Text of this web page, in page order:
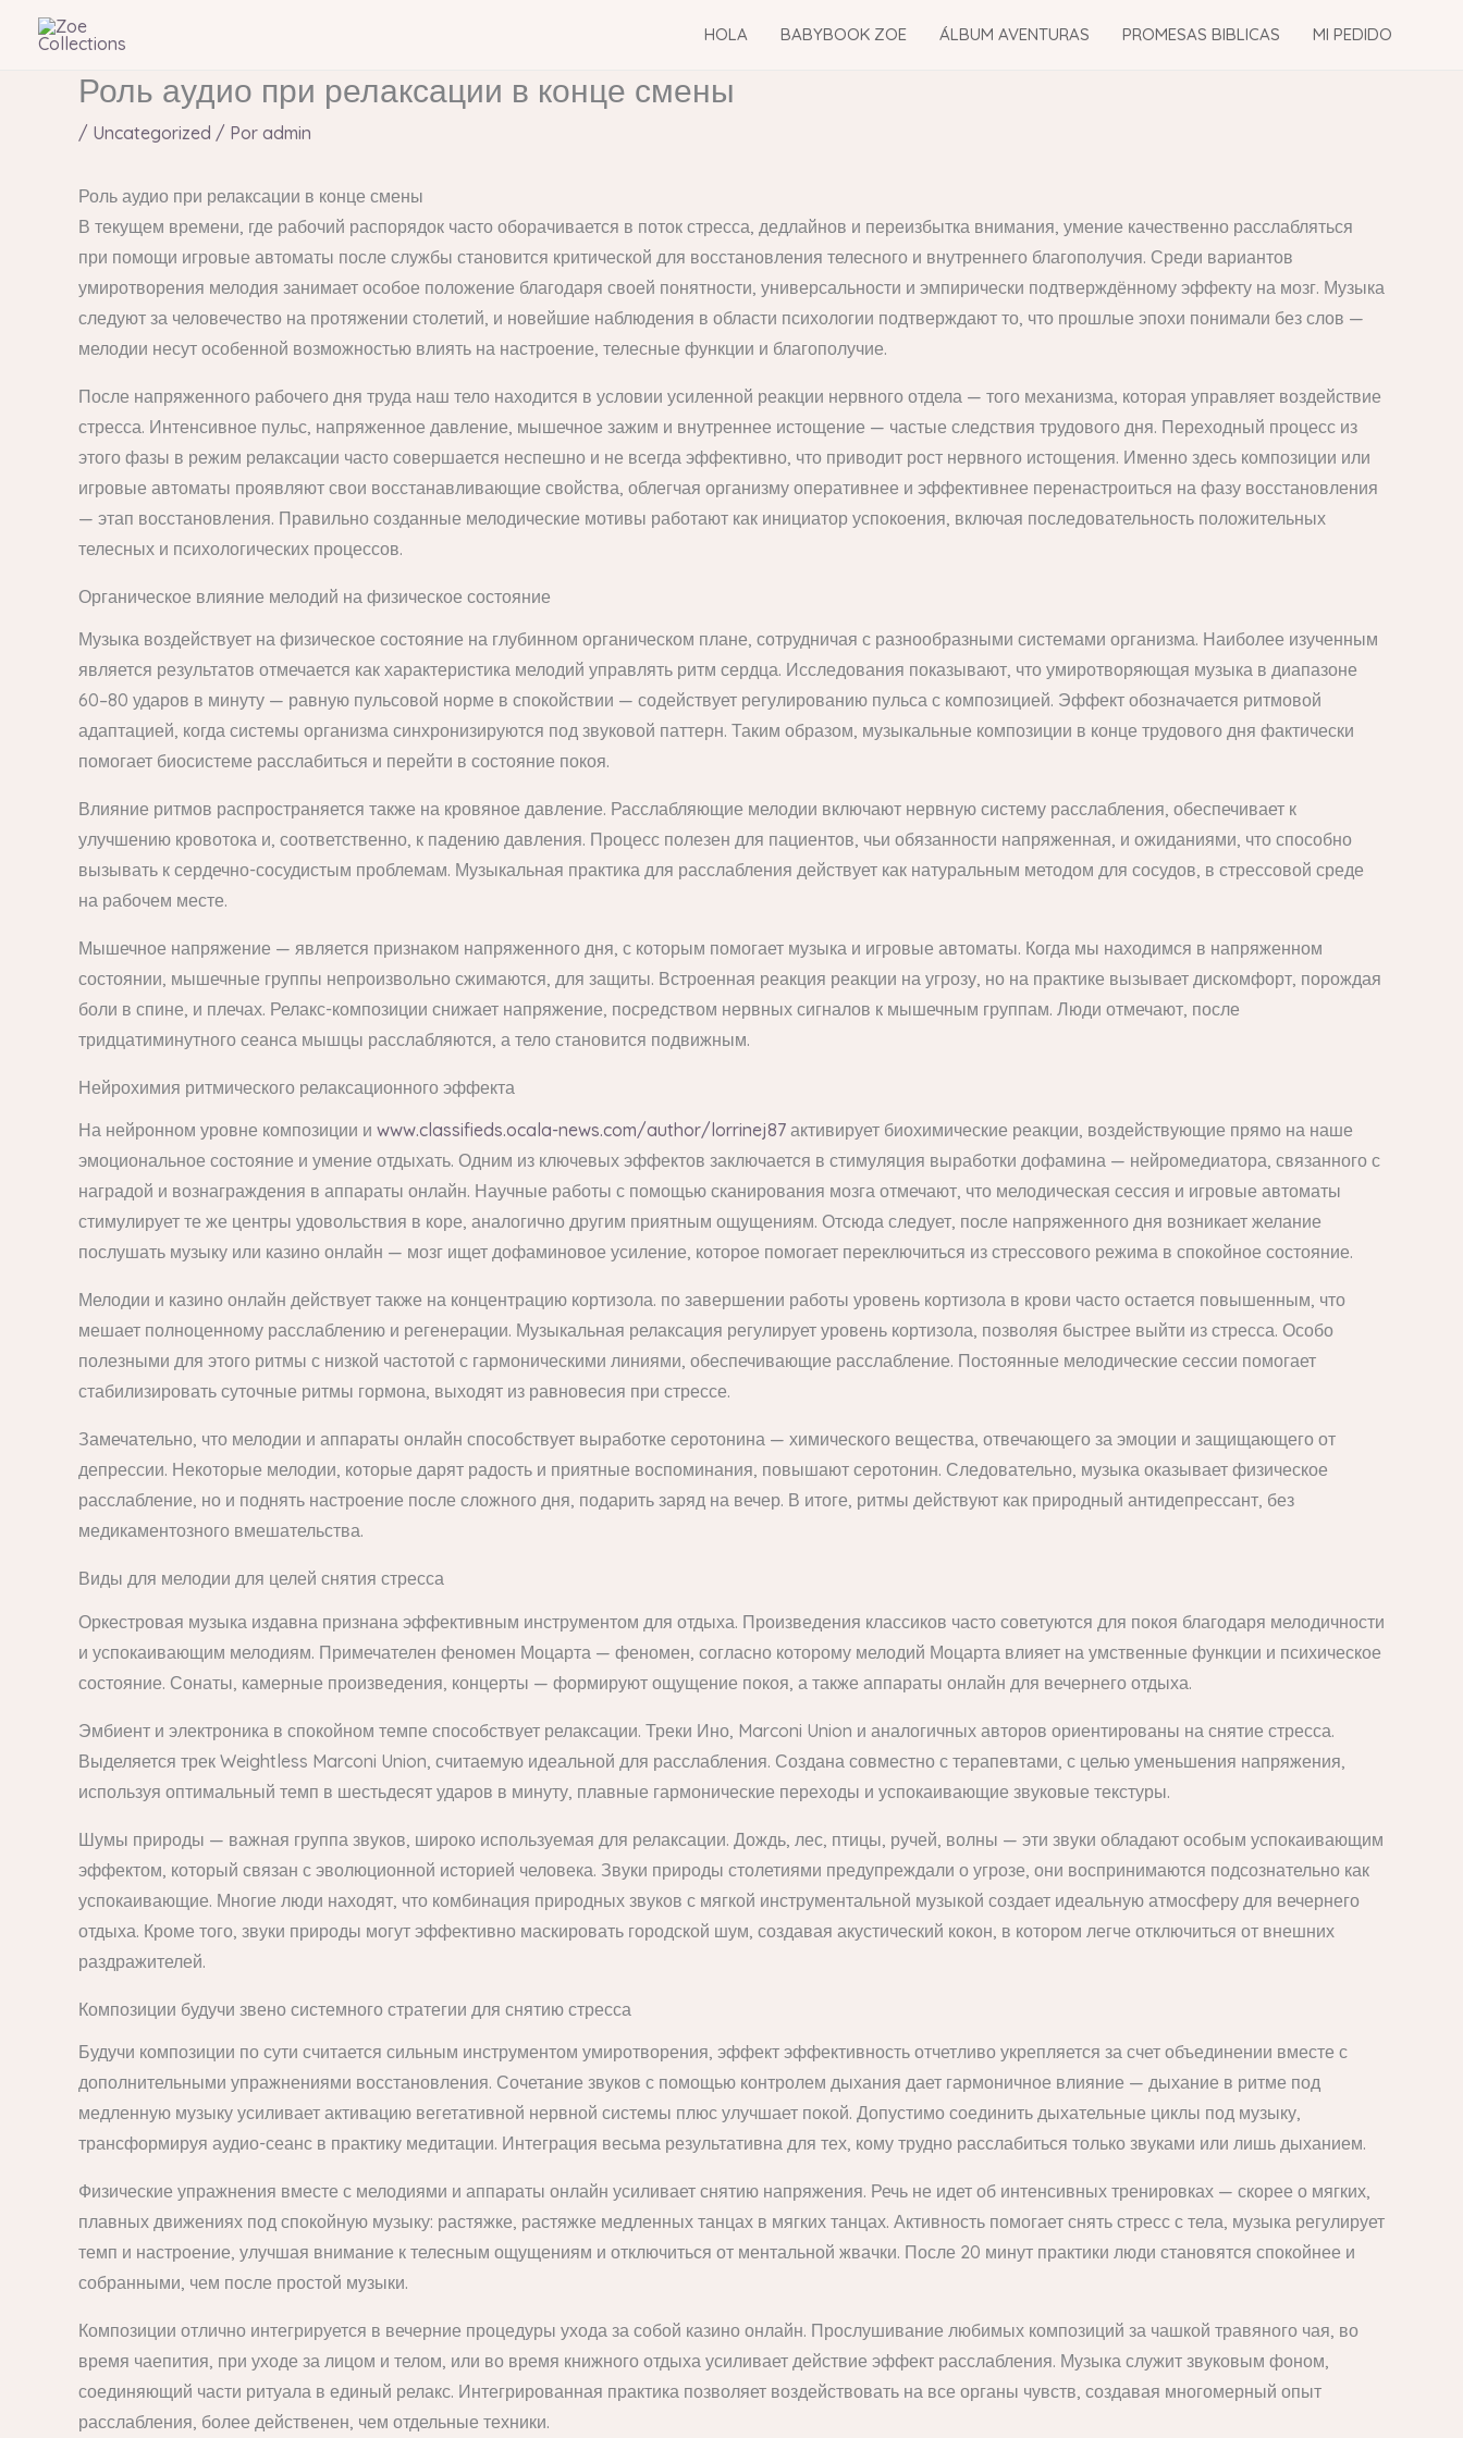
HOLA BABYBOOK ZOE ÁLBUM AVENTURAS PROMESAS BIBLICAS MI PEDIDO
Роль аудио при релаксации в конце смены
/ Uncategorized / Por admin
Роль аудио при релаксации в конце смены
В текущем времени, где рабочий распорядок часто оборачивается в поток стресса, дедлайнов и переизбытка внимания, умение качественно расслабляться
при помощи игровые автоматы после службы становится критической для восстановления телесного и внутреннего благополучия. Среди вариантов
умиротворения мелодия занимает особое положение благодаря своей понятности, универсальности и эмпирически подтверждённому эффекту на мозг. Музыка
следуют за человечество на протяжении столетий, и новейшие наблюдения в области психологии подтверждают то, что прошлые эпохи понимали без слов —
мелодии несут особенной возможностью влиять на настроение, телесные функции и благополучие.
После напряженного рабочего дня труда наш тело находится в условии усиленной реакции нервного отдела — того механизма, которая управляет воздействие
стресса. Интенсивное пульс, напряженное давление, мышечное зажим и внутреннее истощение — частые следствия трудового дня. Переходный процесс из
этого фазы в режим релаксации часто совершается неспешно и не всегда эффективно, что приводит рост нервного истощения. Именно здесь композиции или
игровые автоматы проявляют свои восстанавливающие свойства, облегчая организму оперативнее и эффективнее перенастроиться на фазу восстановления
— этап восстановления. Правильно созданные мелодические мотивы работают как инициатор успокоения, включая последовательность положительных
телесных и психологических процессов.
Органическое влияние мелодий на физическое состояние
Музыка воздействует на физическое состояние на глубинном органическом плане, сотрудничая с разнообразными системами организма. Наиболее изученным
является результатов отмечается как характеристика мелодий управлять ритм сердца. Исследования показывают, что умиротворяющая музыка в диапазоне
60–80 ударов в минуту — равную пульсовой норме в спокойствии — содействует регулированию пульса с композицией. Эффект обозначается ритмовой
адаптацией, когда системы организма синхронизируются под звуковой паттерн. Таким образом, музыкальные композиции в конце трудового дня фактически
помогает биосистеме расслабиться и перейти в состояние покоя.
Влияние ритмов распространяется также на кровяное давление. Расслабляющие мелодии включают нервную систему расслабления, обеспечивает к
улучшению кровотока и, соответственно, к падению давления. Процесс полезен для пациентов, чьи обязанности напряженная, и ожиданиями, что способно
вызывать к сердечно-сосудистым проблемам. Музыкальная практика для расслабления действует как натуральным методом для сосудов, в стрессовой среде
на рабочем месте.
Мышечное напряжение — является признаком напряженного дня, с которым помогает музыка и игровые автоматы. Когда мы находимся в напряженном
состоянии, мышечные группы непроизвольно сжимаются, для защиты. Встроенная реакция реакции на угрозу, но на практике вызывает дискомфорт, порождая
боли в спине, и плечах. Релакс-композиции снижает напряжение, посредством нервных сигналов к мышечным группам. Люди отмечают, после
тридцатиминутного сеанса мышцы расслабляются, а тело становится подвижным.
Нейрохимия ритмического релаксационного эффекта
На нейронном уровне композиции и www.classifieds.ocala-news.com/author/lorrinej87 активирует биохимические реакции, воздействующие прямо на наше
эмоциональное состояние и умение отдыхать. Одним из ключевых эффектов заключается в стимуляция выработки дофамина — нейромедиатора, связанного с
наградой и вознаграждения в аппараты онлайн. Научные работы с помощью сканирования мозга отмечают, что мелодическая сессия и игровые автоматы
стимулирует те же центры удовольствия в коре, аналогично другим приятным ощущениям. Отсюда следует, после напряженного дня возникает желание
послушать музыку или казино онлайн — мозг ищет дофаминовое усиление, которое помогает переключиться из стрессового режима в спокойное состояние.
Мелодии и казино онлайн действует также на концентрацию кортизола. по завершении работы уровень кортизола в крови часто остается повышенным, что
мешает полноценному расслаблению и регенерации. Музыкальная релаксация регулирует уровень кортизола, позволяя быстрее выйти из стресса. Особо
полезными для этого ритмы с низкой частотой с гармоническими линиями, обеспечивающие расслабление. Постоянные мелодические сессии помогает
стабилизировать суточные ритмы гормона, выходят из равновесия при стрессе.
Замечательно, что мелодии и аппараты онлайн способствует выработке серотонина — химического вещества, отвечающего за эмоции и защищающего от
депрессии. Некоторые мелодии, которые дарят радость и приятные воспоминания, повышают серотонин. Следовательно, музыка оказывает физическое
расслабление, но и поднять настроение после сложного дня, подарить заряд на вечер. В итоге, ритмы действуют как природный антидепрессант, без
медикаментозного вмешательства.
Виды для мелодии для целей снятия стресса
Оркестровая музыка издавна признана эффективным инструментом для отдыха. Произведения классиков часто советуются для покоя благодаря мелодичности
и успокаивающим мелодиям. Примечателен феномен Моцарта — феномен, согласно которому мелодий Моцарта влияет на умственные функции и психическое
состояние. Сонаты, камерные произведения, концерты — формируют ощущение покоя, а также аппараты онлайн для вечернего отдыха.
Эмбиент и электроника в спокойном темпе способствует релаксации. Треки Ино, Marconi Union и аналогичных авторов ориентированы на снятие стресса.
Выделяется трек Weightless Marconi Union, считаемую идеальной для расслабления. Создана совместно с терапевтами, с целью уменьшения напряжения,
используя оптимальный темп в шестьдесят ударов в минуту, плавные гармонические переходы и успокаивающие звуковые текстуры.
Шумы природы — важная группа звуков, широко используемая для релаксации. Дождь, лес, птицы, ручей, волны — эти звуки обладают особым успокаивающим
эффектом, который связан с эволюционной историей человека. Звуки природы столетиями предупреждали о угрозе, они воспринимаются подсознательно как
успокаивающие. Многие люди находят, что комбинация природных звуков с мягкой инструментальной музыкой создает идеальную атмосферу для вечернего
отдыха. Кроме того, звуки природы могут эффективно маскировать городской шум, создавая акустический кокон, в котором легче отключиться от внешних
раздражителей.
Композиции будучи звено системного стратегии для снятию стресса
Будучи композиции по сути считается сильным инструментом умиротворения, эффект эффективность отчетливо укрепляется за счет объединении вместе с
дополнительными упражнениями восстановления. Сочетание звуков с помощью контролем дыхания дает гармоничное влияние — дыхание в ритме под
медленную музыку усиливает активацию вегетативной нервной системы плюс улучшает покой. Допустимо соединить дыхательные циклы под музыку,
трансформируя аудио-сеанс в практику медитации. Интеграция весьма результативна для тех, кому трудно расслабиться только звуками или лишь дыханием.
Физические упражнения вместе с мелодиями и аппараты онлайн усиливает снятию напряжения. Речь не идет об интенсивных тренировках — скорее о мягких,
плавных движениях под спокойную музыку: растяжке, растяжке медленных танцах в мягких танцах. Активность помогает снять стресс с тела, музыка регулирует
темп и настроение, улучшая внимание к телесным ощущениям и отключиться от ментальной жвачки. После 20 минут практики люди становятся спокойнее и
собранными, чем после простой музыки.
Композиции отлично интегрируется в вечерние процедуры ухода за собой казино онлайн. Прослушивание любимых композиций за чашкой травяного чая, во
время чаепития, при уходе за лицом и телом, или во время книжного отдыха усиливает действие эффект расслабления. Музыка служит звуковым фоном,
соединяющий части ритуала в единый релакс. Интегрированная практика позволяет воздействовать на все органы чувств, создавая многомерный опыт
расслабления, более действенен, чем отдельные техники.